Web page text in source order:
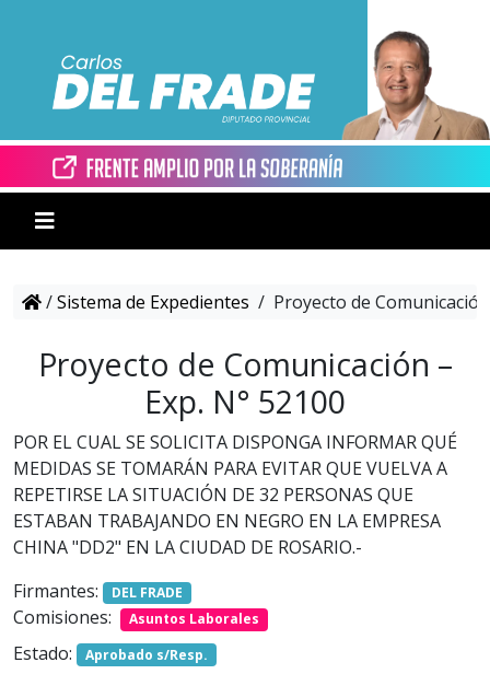
/Sistema de Expedientes / Proyecto de
Proyecto de Comunicación –
Exp. N° 52100
POR EL CUAL SE SOLICITA DISPONGA INFORMAR QUÉ
MEDIDAS SE TOMARÁN PARA EVITAR QUE VUELVA A
REPETIRSE LA SITUACIÓN DE 32 PERSONAS QUE
ESTABAN TRABAJANDO EN NEGRO EN LA EMPRESA
CHINA "DD2" EN LA CIUDAD DE ROSARIO.-
Firmantes:
DEL FRADE
Comisiones: Asuntos Laborales
Estado: Aprobado s/Resp.